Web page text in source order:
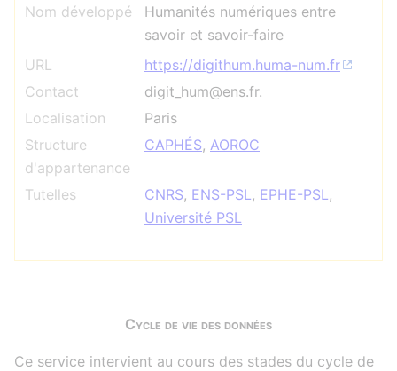
Nom développé
Humanités numériques entre
savoir et savoir-faire
URL
https://digithum.huma-num.fr
Contact
digit_hum@ens.fr.
Localisation
Paris
Structure
d'appartenance
CAPHÉS, AOROC
Tutelles CNRS, ENS-PSL, EPHE-PSL,
Université PSL
Cycle de vie des données
Ce service intervient au cours des stades du cycle de